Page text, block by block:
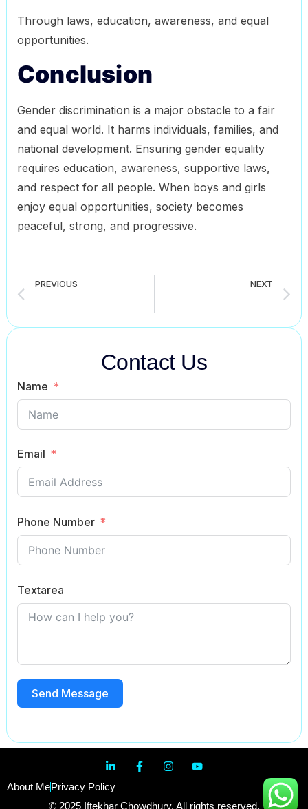
Through laws, education, awareness, and equal
opportunities.
Conclusion
Gender discrimination is a major obstacle to a fair
and equal world. It harms individuals, families, and
national development. Ensuring gender equality
requires education, awareness, supportive laws,
and respect for all people. When boys and girls
enjoy equal opportunities, society becomes
peaceful, strong, and progressive.
PREVIOUS NEXT
Contact Us
Name
Email
Phone Number
Textarea
Send Message
© 2025 Iftekhar Chowdhury. All rights reserved.
About MePrivacy Policy